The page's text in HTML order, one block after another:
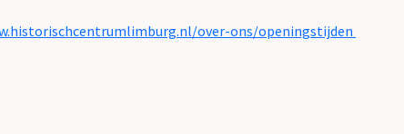
over-ons/openingstijden